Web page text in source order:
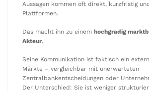
Aussagen kommen oft direkt, kurzfristig
Plattformen.
Das macht ihn zu einem hochgradig
Akteur.
Seine Kommunikation ist faktisch ein
Märkte – vergleichbar mit unerwarteten
Zentralbankentscheidungen oder
Der Unterschied: Sie ist weniger